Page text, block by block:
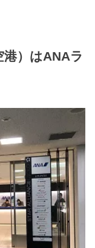
）はANAラ